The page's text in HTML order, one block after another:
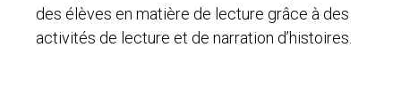
des élèves en matière de lecture grâce à des
activités de lecture et de narration d’histoires.